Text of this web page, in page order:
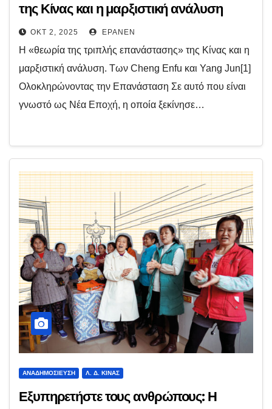
της Κίνας και η μαρξιστική ανάλυση
ΟΚΤ 2, 2025 EPANEN
Η «θεωρία της τριπλής επανάστασης» της Κίνας και η
μαρξιστική ανάλυση. Των Cheng Enfu και Yang Jun[1]
Ολοκληρώνοντας την Επανάσταση Σε αυτό που είναι
γνωστό ως Νέα Εποχή, η οποία ξεκίνησε…
ΑΝΑΔΗΜΟΣΊΕΥΣΗ Λ. Δ. ΚΊΝΑΣ
Εξυπηρετήστε τους ανθρώπους: Η